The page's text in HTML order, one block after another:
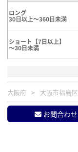
ロング
30日以上～360日未満
ショート【7日以上】
～30日未満
大阪府 大阪市福島区
お問合わせ